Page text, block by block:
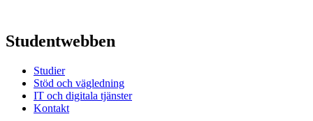
Studentwebben
Studier
Stöd och vägledning
IT och digitala tjänster
Kontakt